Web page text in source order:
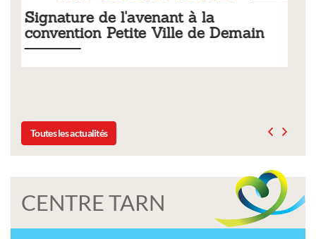
Tarifs 2026 des services
municipaux
Toutes les actualités
CENTRE TARN